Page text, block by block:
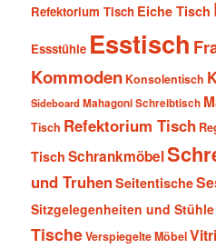
Refektorium Tisch Eiche Tisch
Essstühle Esstisch
Kommoden Konsolentisch
SideboardMahagoni Schreibtisch
Tisch Refektorium Tisch
Tisch Schrankmöbel
und TruhenSeitentische
Sitzgelegenheiten und Stühle
TischeVerspiegelte Möbel